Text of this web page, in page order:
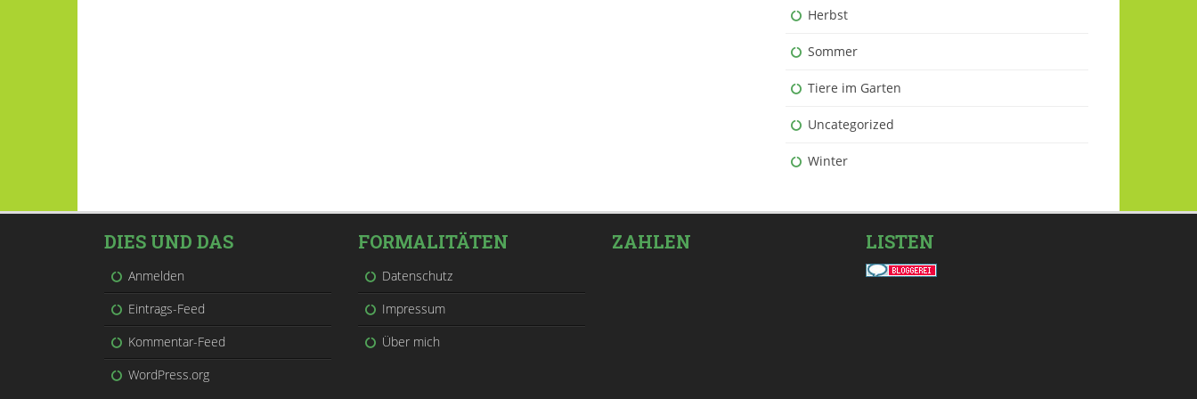
Herbst
Sommer
Tiere im Garten
Uncategorized
Winter
DIES UND DAS
Anmelden
Eintrags-Feed
Kommentar-Feed
WordPress.org
FORMALITÄTEN
Datenschutz
Impressum
Über mich
ZAHLEN LISTEN